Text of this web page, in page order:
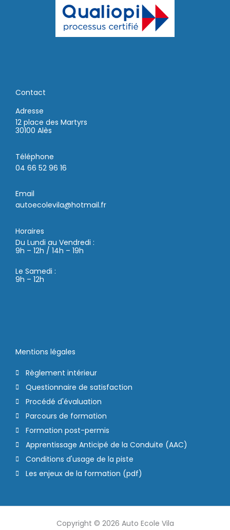
Contact
Adresse
12 place des Martyrs
30100 Alès
Téléphone
04 66 52 96 16
Email
autoecolevila@hotmail.fr
Horaires
Du Lundi au Vendredi :
9h – 12h / 14h – 19h
Le Samedi :
9h – 12h
Mentions légales
Règlement intérieur
Questionnaire de satisfaction
Procédé d'évaluation
Parcours de formation
Formation post-permis
Apprentissage Anticipé de la Conduite (AAC)
Conditions d'usage de la piste
Les enjeux de la formation (pdf)
Copyright © 2026 Auto Ecole Vila